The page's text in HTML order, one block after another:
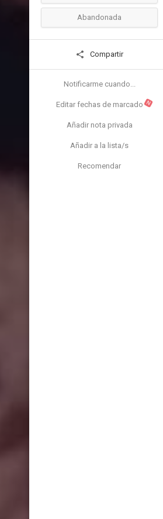
Abandonada
Compartir
Notificarme cuando...
Editar fechas de marcado N
Añadir nota privada
Añadir a la lista/s
Recomendar